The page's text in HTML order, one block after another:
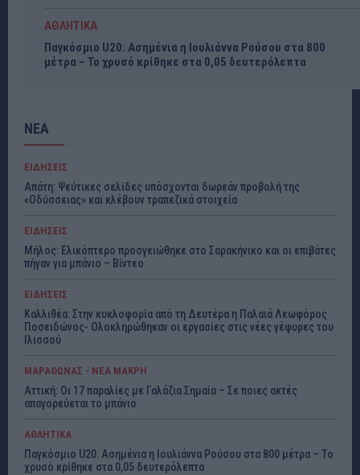
ΑΘΛΗΤΙΚΑ
Παγκόσμιο U20: Ασημένια η Ιουλιάννα Ρούσου στα 800
μέτρα – Το χρυσό κρίθηκε στα 0,05 δευτερόλεπτα
ΝΕΑ
ΕΙΔΗΣΕΙΣ
Απάτη: Ψεύτικες σελίδες υπόσχονται δωρεάν προβολή της
«Οδύσσειας» και κλέβουν τραπεζικά στοιχεία
ΕΙΔΗΣΕΙΣ
Μήλος: Ελικόπτερο προσγειώθηκε στο Σαρακήνικο και οι επιβάτες
πήγαν για μπάνιο – Βίντεο
ΕΙΔΗΣΕΙΣ
Καλλιθέα: Στην κυκλοφορία από τη Δευτέρα η Παλαιά Λεωφόρος
Ποσειδώνος- Ολοκληρώθηκαν οι εργασίες στις νέες γέφυρες του
Ιλισσού
ΜΑΡΑΘΩΝΑΣ - ΝΕΑ ΜΑΚΡΗ
Αττική: Οι 17 παραλίες με Γαλάζια Σημαία – Σε ποιες ακτές
απαγορεύεται το μπάνιο
ΑΘΛΗΤΙΚΑ
Παγκόσμιο U20: Ασημένια η Ιουλιάννα Ρούσου στα 800 μέτρα – Το
χρυσό κρίθηκε στα 0,05 δευτερόλεπτα